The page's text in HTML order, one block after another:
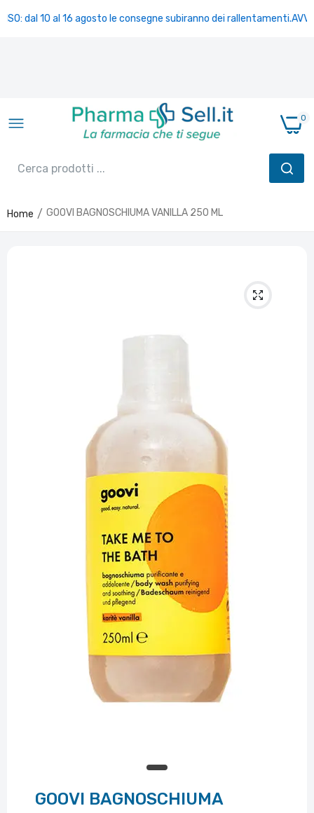
dal 10 al 16 agosto le consegne subiranno dei rallentamenti.
0
Home GOOVI BAGNOSCHIUMA VANILLA 250 ML
GOOVI BAGNOSCHIUMA